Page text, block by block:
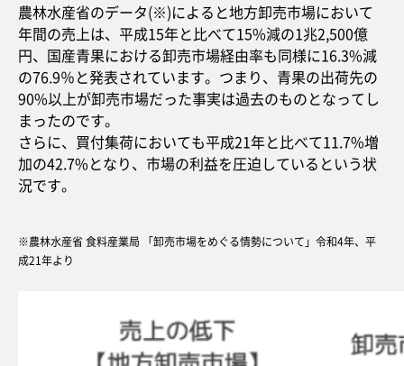
農林水産省のデータ(※)によると地方卸売市場において
年間の売上は、平成15年と比べて15%減の1兆2,500億
円、国産青果における卸売市場経由率も同様に16.3%減
の76.9％と発表されています。つまり、青果の出荷先の
90%以上が卸売市場だった事実は過去のものとなってし
まったのです。
さらに、買付集荷においても平成21年と比べて11.7%増
加の42.7%となり、市場の利益を圧迫しているという状
況です。
※農林水産省 食料産業局 「卸売市場をめぐる情勢について」令和4年、平
成21年より